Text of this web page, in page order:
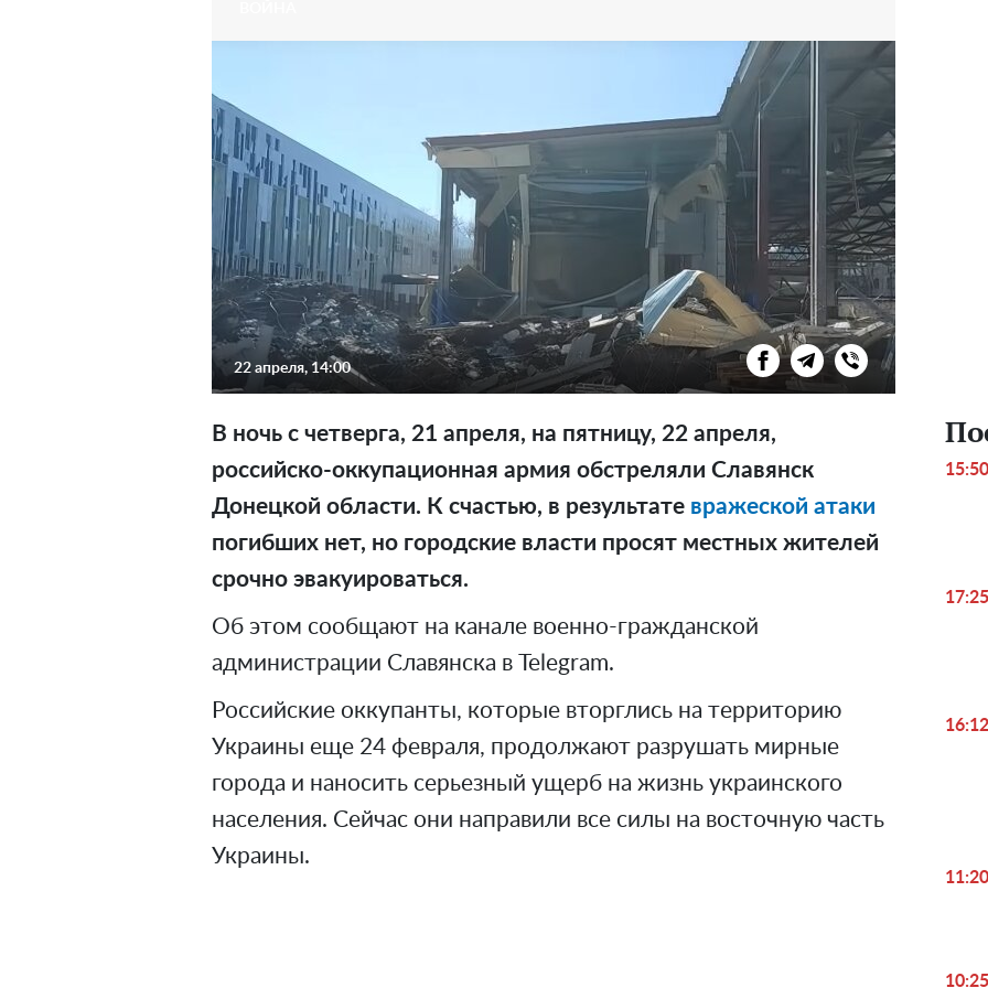
22 апреля, 14:00
В ночь с четверга, 21 апреля, на пятницу, 22 апреля,
российско-оккупационная армия обстреляли Славянск
Донецкой области. К счастью, в результате вражеской атаки
погибших нет, но городские власти просят местных жителей
срочно эвакуироваться.
Об этом сообщают на канале военно-гражданской
администрации Славянска в Telegram.
Российские оккупанты, которые вторглись на территорию
Украины еще 24 февраля, продолжают разрушать мирные
города и наносить серьезный ущерб на жизнь украинского
населения. Сейчас они направили все силы на восточную часть
Украины.
15:50
17:25
16:12
11:20
10:25